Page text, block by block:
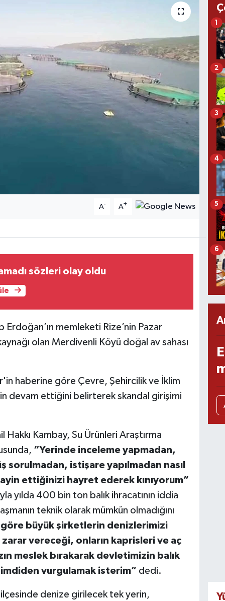
A- A+
sözleri olay oldu
Erdoğan’ın memleketi Rize’nin Pazar
olan Merdivenli Köyü doğal av sahası
haberine göre Çevre, Şehircilik ve İklim
devam ettiğini belirterek skandal girişimi
Kambay, Su Ürünleri Araştırma
“Yerinde inceleme yapmadan,
sorulmadan, istişare yapılmadan nasıl
ettiğinizi hayret ederek kınıyorum”
yılda 400 bin ton balık ihracatının iddia
teknik olarak mümkün olmadığını
göre büyük şirketlerin denizlerimizi
zarar vereceği, onların kaprisleri ve aç
meslek bırakarak devletimizin balık
vurgulamak isterim” dedi.
ilçesinde denize girilecek tek yerin,
1
2
3
4
5
6